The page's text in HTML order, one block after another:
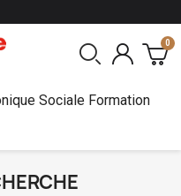
Sociale Formation